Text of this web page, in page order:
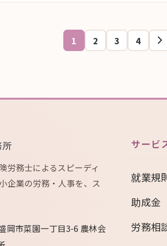
1 2 3 4
労務士によるスピーディ
企業の労務・人事を、ス
岡市菜園一丁目3-6 農林会
サービ
就業規
助成金
労務相